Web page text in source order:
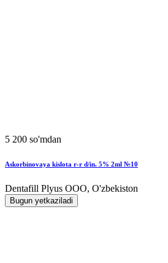
5 200 so'mdan
Askorbinovaya kislota r-r d/in. 5% 2ml №10
Dentafill Plyus OOO, O'zbekiston
Bugun yetkaziladi